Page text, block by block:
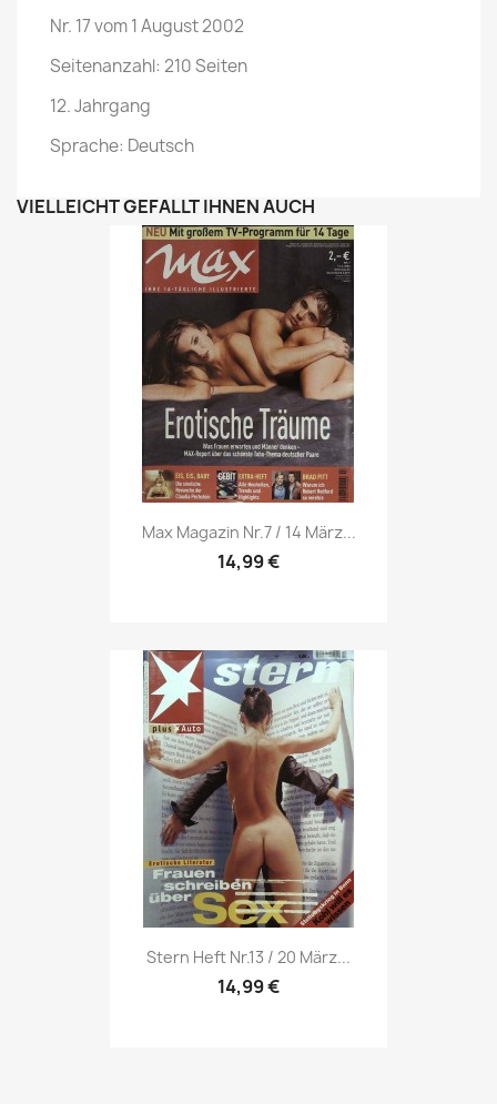
Nr. 17 vom 1 August 2002
Seitenanzahl: 210 Seiten
12. Jahrgang
Sprache: Deutsch
VIELLEICHT GEFÄLLT IHNEN AUCH
Vorschau
Max Magazin Nr.7 / 14 März...
14,99 €
Vorschau
Stern Heft Nr.13 / 20 März...
14,99 €